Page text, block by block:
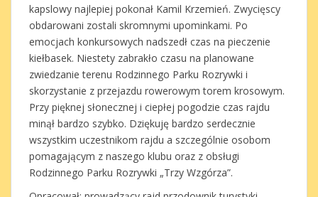
kapslowy najlepiej pokonał Kamil Krzemień. Zwycięscy
obdarowani zostali skromnymi upominkami. Po
emocjach konkursowych nadszedł czas na pieczenie
kiełbasek. Niestety zabrakło czasu na planowane
zwiedzanie terenu Rodzinnego Parku Rozrywki i
skorzystanie z przejazdu rowerowym torem krosowym.
Przy pięknej słonecznej i ciepłej pogodzie czas rajdu
minął bardzo szybko. Dziękuję bardzo serdecznie
wszystkim uczestnikom rajdu a szczególnie osobom
pomagającym z naszego klubu oraz z obsługi
Rodzinnego Parku Rozrywki „Trzy Wzgórza”.